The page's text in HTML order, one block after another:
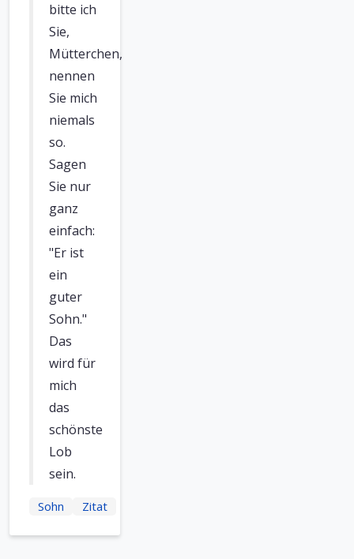
bitte ich
Sie,
Mütterchen,
nennen
Sie mich
niemals
so.
Sagen
Sie nur
ganz
einfach:
"Er ist
ein
guter
Sohn."
Das
wird für
mich
das
schönste
Lob
sein.
Sohn Zitat